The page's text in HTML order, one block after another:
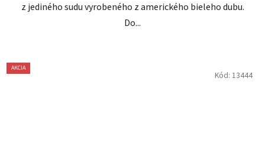
z jediného sudu vyrobeného z amerického bieleho dubu.
Do...
AKCIA
Kód: 13444